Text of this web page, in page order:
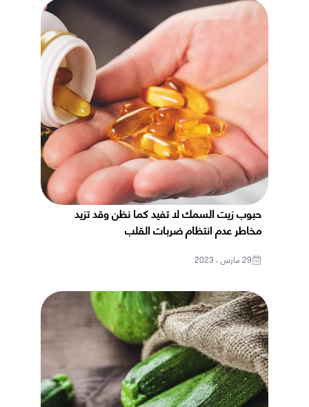
حبوب زيت السمك لا تفيد كما نظن وقد تزيد
مخاطر عدم انتظام ضربات القلب
29 مارس ، 2023